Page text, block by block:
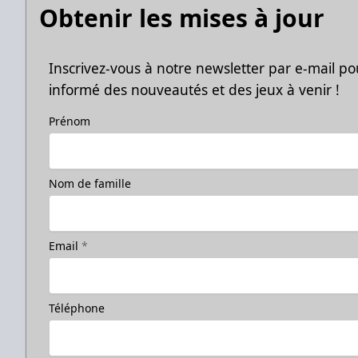
Obtenir les mises à jour
Inscrivez-vous à notre newsletter par e-mail
informé des nouveautés et des jeux à venir !
Prénom
Nom de famille
Email *
Téléphone